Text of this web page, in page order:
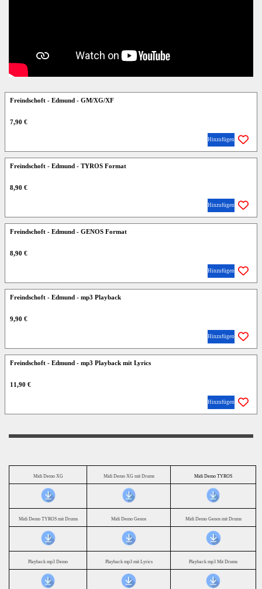
Freindschoft - Edmund - GM/XG/XF
7,90 €
Hinzufügen
Freindschoft - Edmund - TYROS Format
8,90 €
Hinzufügen
Freindschoft - Edmund - GENOS Format
8,90 €
Hinzufügen
Freindschoft - Edmund - mp3 Playback
9,90 €
Hinzufügen
Freindschoft - Edmund - mp3 Playback mit Lyrics
11,90 €
Hinzufügen
Midi Demo XG Midi Demo XG mit Drums Midi Demo TYROS
Midi Demo TYROS mit Drums Midi Demo Genos Midi Demo Genos mit Drums
Playback mp3 Demo Playback mp3 mit Lyrics Playback mp3 Mit Drums